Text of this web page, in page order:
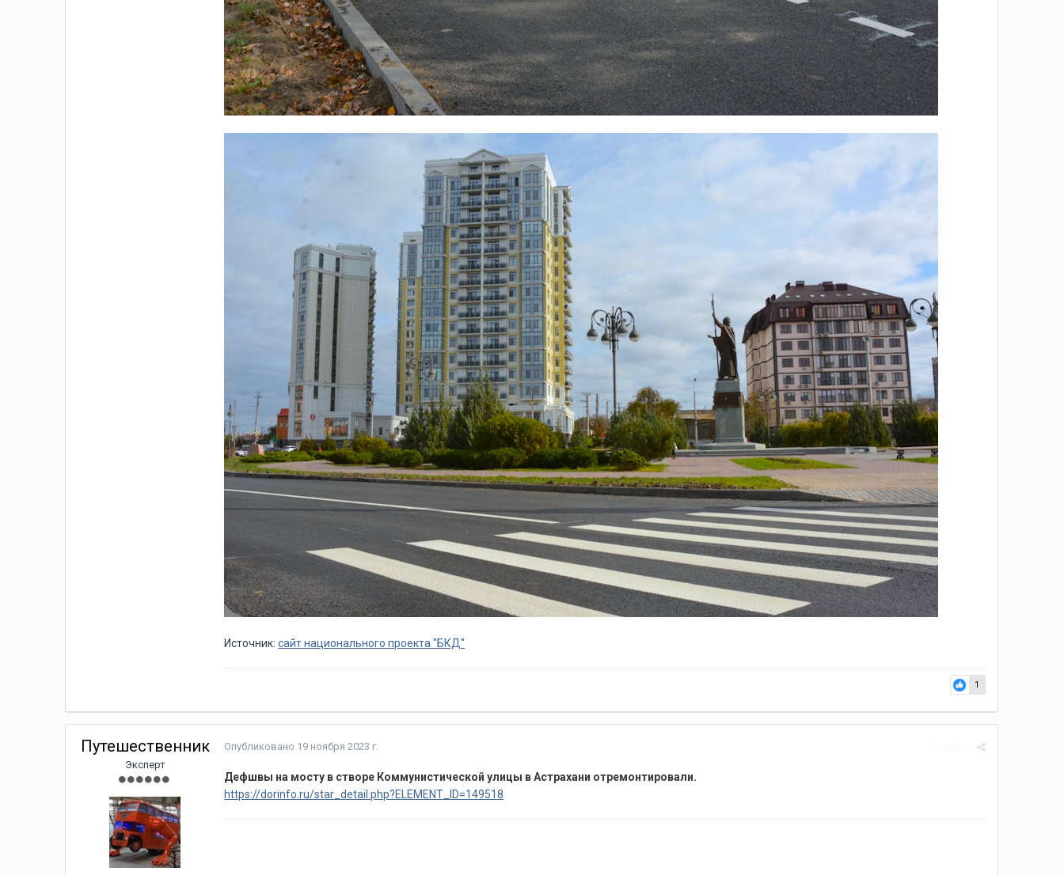
Источник:сайт национального проекта "БКД"
1
Путешественник
Эксперт
Опубликовано 19 ноября 2023 г.
Дефшвы на мосту в створе Коммунистической улицы в Астрахани отремонтировали.
https://dorinfo.ru/star_detail.php?ELEMENT_ID=149518